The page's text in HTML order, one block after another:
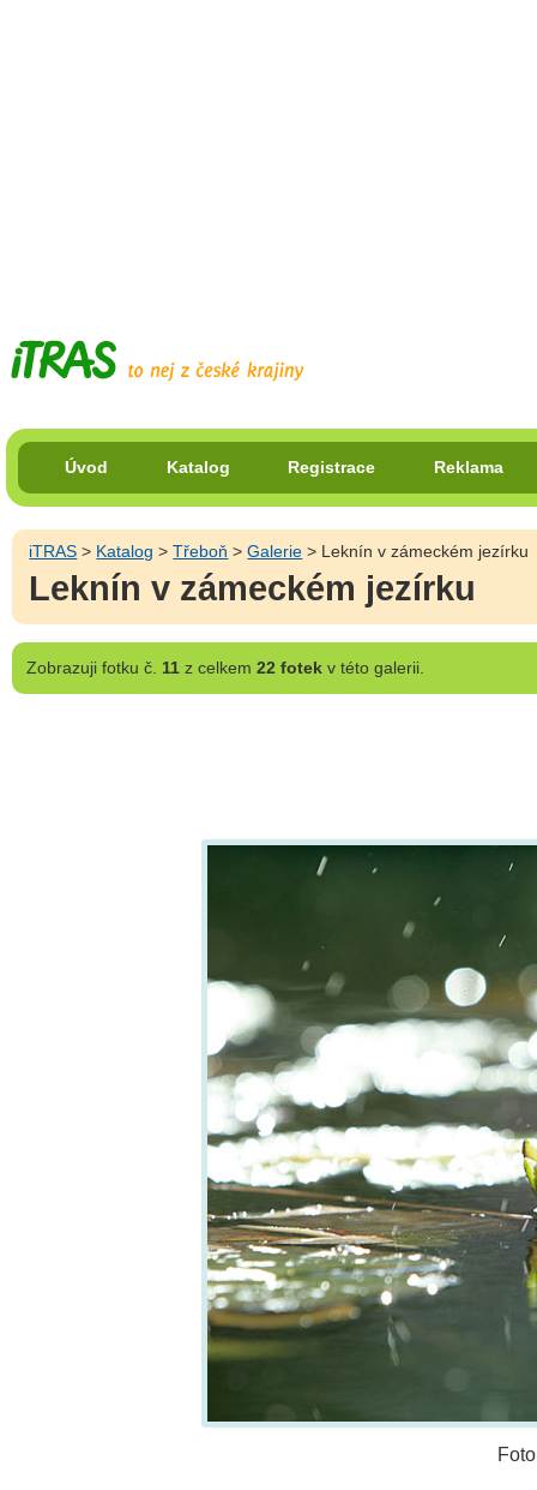
Úvod Katalog Registrace Reklama
iTRAS > Katalog >Třeboň >Galerie > Leknín v zámeckém jezírku
Leknín v zámeckém jezírku
Zobrazujifotku č. 11z celkem 22 fotekv této galerii.